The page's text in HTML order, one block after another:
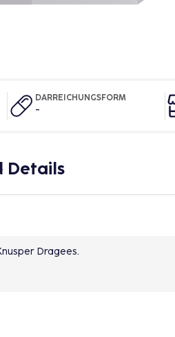
DARREICHUNGSFORM
-
Details
Dragees.